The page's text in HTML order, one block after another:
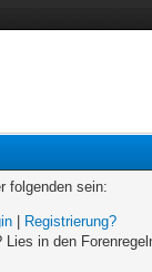
folgenden sein:
Registrierung?
in den